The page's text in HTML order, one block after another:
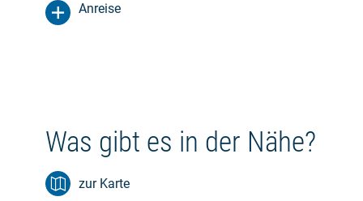
Anreise
Was gibt es in der Nähe?
zur Karte